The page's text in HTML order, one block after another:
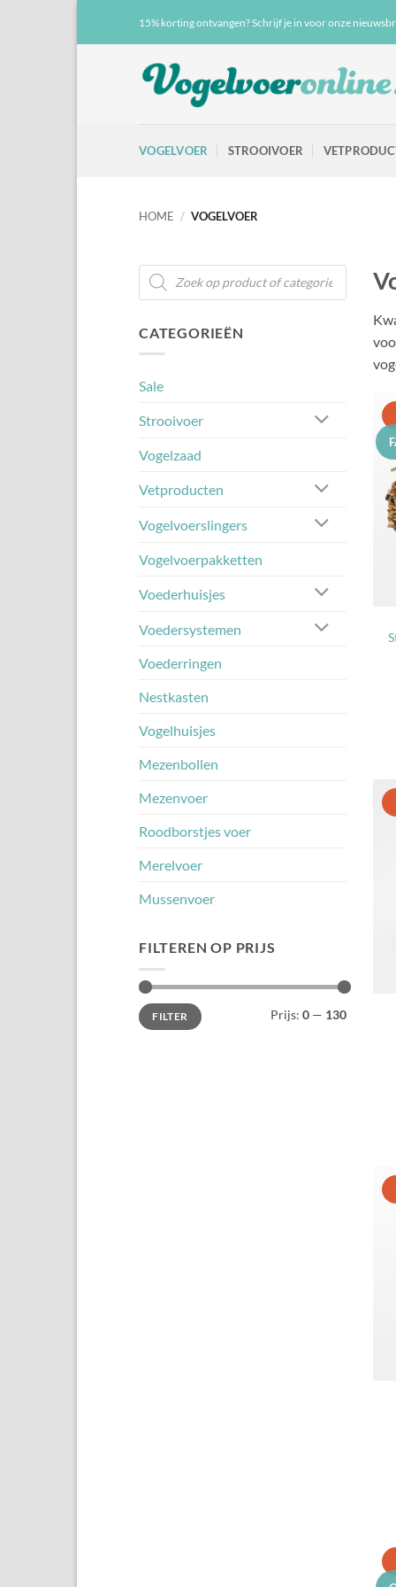
15% korting ontvangen? Schrijf je in voor onze
VOGELVOER STROOIVOER
HOME / VOGELVOER
Producten
zoeken
CATEGORIEËN
Sale
Strooivoer
Vogelzaad
Vetproducten
Vogelvoerslingers
Vogelvoerpakketten
Voederhuisjes
Voedersystemen
Voederringen
Nestkasten
Vogelhuisjes
Mezenbollen
Mezenvoer
Roodborstjes voer
Merelvoer
Mussenvoer
FILTEREN OP PRIJS
Min.
prijs
Max.
prijsFILTER Prijs: 0 — 130